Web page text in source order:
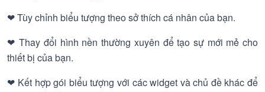
❤ Tùy chỉnh biểu tượng theo sở thích cá nhân của bạn.
❤ Thay đổi hình nền thường xuyên để tạo sự mới mẻ cho
thiết bị của bạn.
❤ Kết hợp gói biểu tượng với các widget và chủ đề khác để